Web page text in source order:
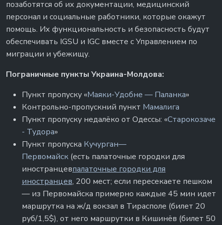
позаботятся об их документации, медицинский
персонал и социальные работники, которые окажут
помощь. Их функциональность и безопасность будут
обеспечивать IGSU и IGC вместе с Управлением по
миграции и убежищу.
Пограничные пункты Украина-Молдова:
Пункт пропуску «Маяки-Удобне — Паланка»
Контрольно-пропускний пункт Мамалига
Пункт пропуску недалёко от Одессы: «Старокозаче
- Тудора»
Пункт пропуска Кучурган—
Первомайск (есть палаточные городки для
иностранцевпалаточные городки для
иностранцев, 200 мест; если пересекаете пешком
— из Первомайска примерно каждые 45 мин идет
маршрутка на ж/д вокзал в Тирасполе (билет 20
руб/1,5$), от него маршрутки в Кишинёв (билет 50